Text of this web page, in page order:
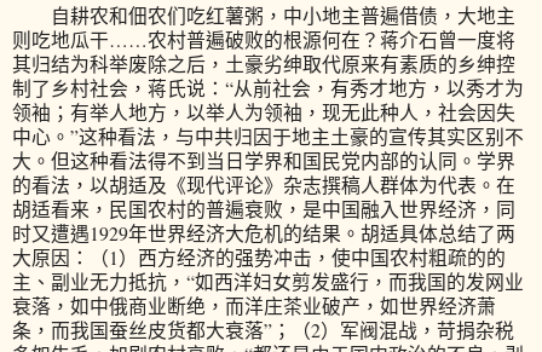
自耕农和佃农们吃红薯粥，中小地主普遍借债，大地主
则吃地瓜干……农村普遍破败的根源何在？蒋介石曾一度将
其归结为科举废除之后，土豪劣绅取代原来有素质的乡绅控
制了乡村社会，蒋氏说：“从前社会，有秀才地方，以秀才为
领袖；有举人地方，以举人为领袖，现无此种人，社会因失
中心。”这种看法，与中共归因于地主土豪的宣传其实区别不
大。但这种看法得不到当日学界和国民党内部的认同。学界
的看法，以胡适及《现代评论》杂志撰稿人群体为代表。在
胡适看来，民国农村的普遍衰败，是中国融入世界经济，同
时又遭遇1929年世界经济大危机的结果。胡适具体总结了两
大原因：（1）西方经济的强势冲击，使中国农村粗疏的的
主、副业无力抵抗，“如西洋妇女剪发盛行，而我国的发网业
衰落，如中俄商业断绝，而洋庄茶业破产，如世界经济萧
条，而我国蚕丝皮货都大衰落”；（2）军阀混战，苛捐杂税